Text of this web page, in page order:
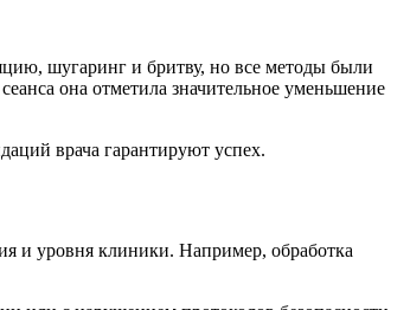
шугаринг и бритву, но все методы были
она отметила значительное уменьшение
врача гарантируют успех.
и уровня клиники. Например, обработка